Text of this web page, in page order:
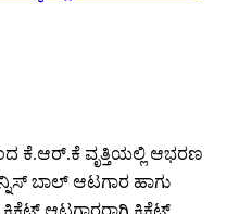
ಕೆ.ಆರ್.ಕೆ ವೃತ್ತಿಯಲ್ಲಿ ಆಭರಣ
ಬಾಲ್ ಆಟಗಾರ ಹಾಗು